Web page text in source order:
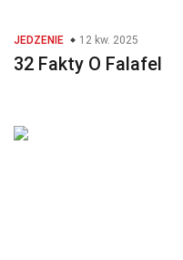
JEDZENIE 12 kw. 2025
32 Fakty O Falafel